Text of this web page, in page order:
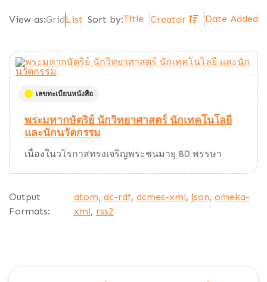
View as:GridList Sort by:Title Creator Date Added
เลขทะเบียนหนังสือ
พระมหากษัตริย์ นักวิทยาศาสตร์ นักเทคโนโลยี
และนักนวัตกรรม
เนื่องในวโรกาสทรงเจริญพระชนมายุ 80 พรรษา
Output
Formats:
atom, dc-rdf, dcmes-xml, json, omeka-
xml, rss2